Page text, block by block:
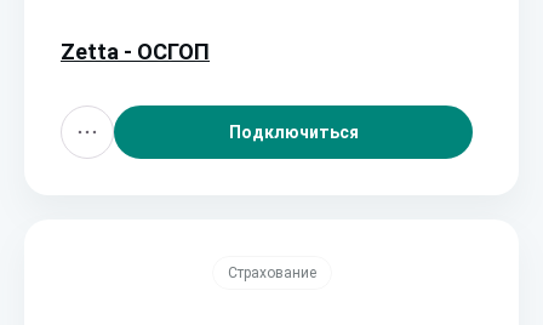
Zetta - ОСГОП
Подключиться
Страхование